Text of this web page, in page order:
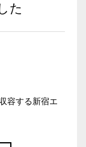
た
容する新宿エ
販売会